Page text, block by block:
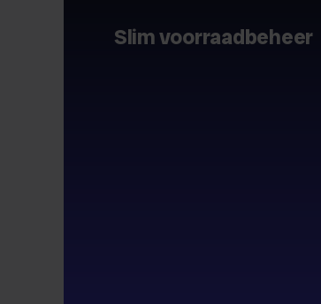
Slim voorraadbeheer